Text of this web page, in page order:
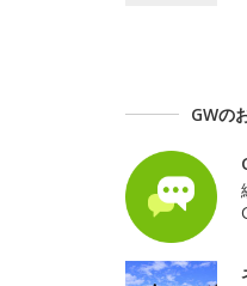
GWの